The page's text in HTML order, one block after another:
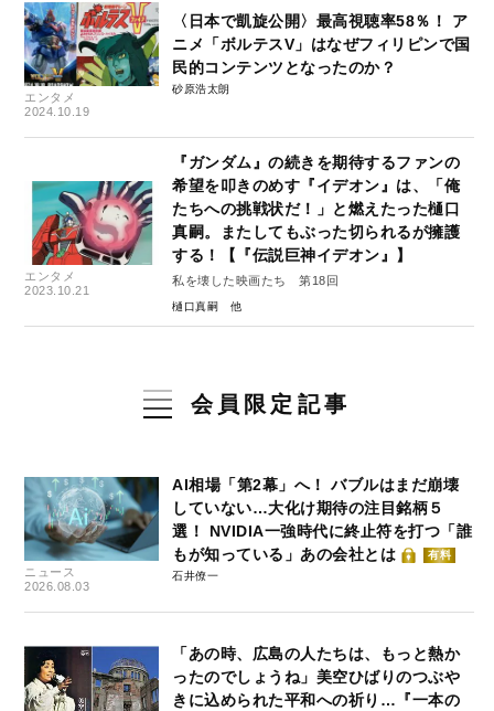
エンタメ
2024.10.19
〈日本で凱旋公開〉最高視聴率58％！ ア
ニメ「ボルテスV」はなぜフィリピンで国
民的コンテンツとなったのか？
砂原浩太朗
エンタメ
2023.10.21
『ガンダム』の続きを期待するファンの
希望を叩きのめす『イデオン』は、「俺
たちへの挑戦状だ！」と燃えたった樋口
真嗣。またしてもぶった切られるが擁護
する！【『伝説巨神イデオン』】
私を壊した映画たち 第18回
樋口真嗣
会員限定記事
ニュース
2026.08.03
AI相場「第2幕」へ！ バブルはまだ崩壊
していない…大化け期待の注目銘柄５
選！ NVIDIA一強時代に終止符を打つ「誰
もが知っている」あの会社とは
有料
石井僚一
「あの時、広島の人たちは、もっと熱か
ったのでしょうね」美空ひばりのつぶや
きに込められた平和への祈り…『一本の